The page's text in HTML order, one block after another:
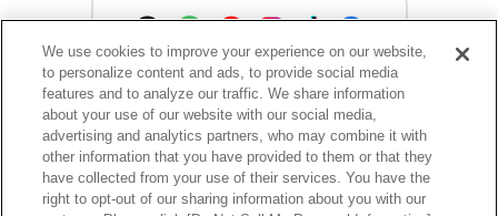
森永製菓公式アカウント一覧
サイトマップ RSSの配信について
プライバシーポリシー
We use cookies to improve your experience on our website,
to personalize content and ads, to provide social media
features and to analyze our traffic. We share information
about your use of our website with our social media,
advertising and analytics partners, who may combine it with
other information that you have provided to them or that they
have collected from your use of their services. You have the
right to opt-out of our sharing information about you with our